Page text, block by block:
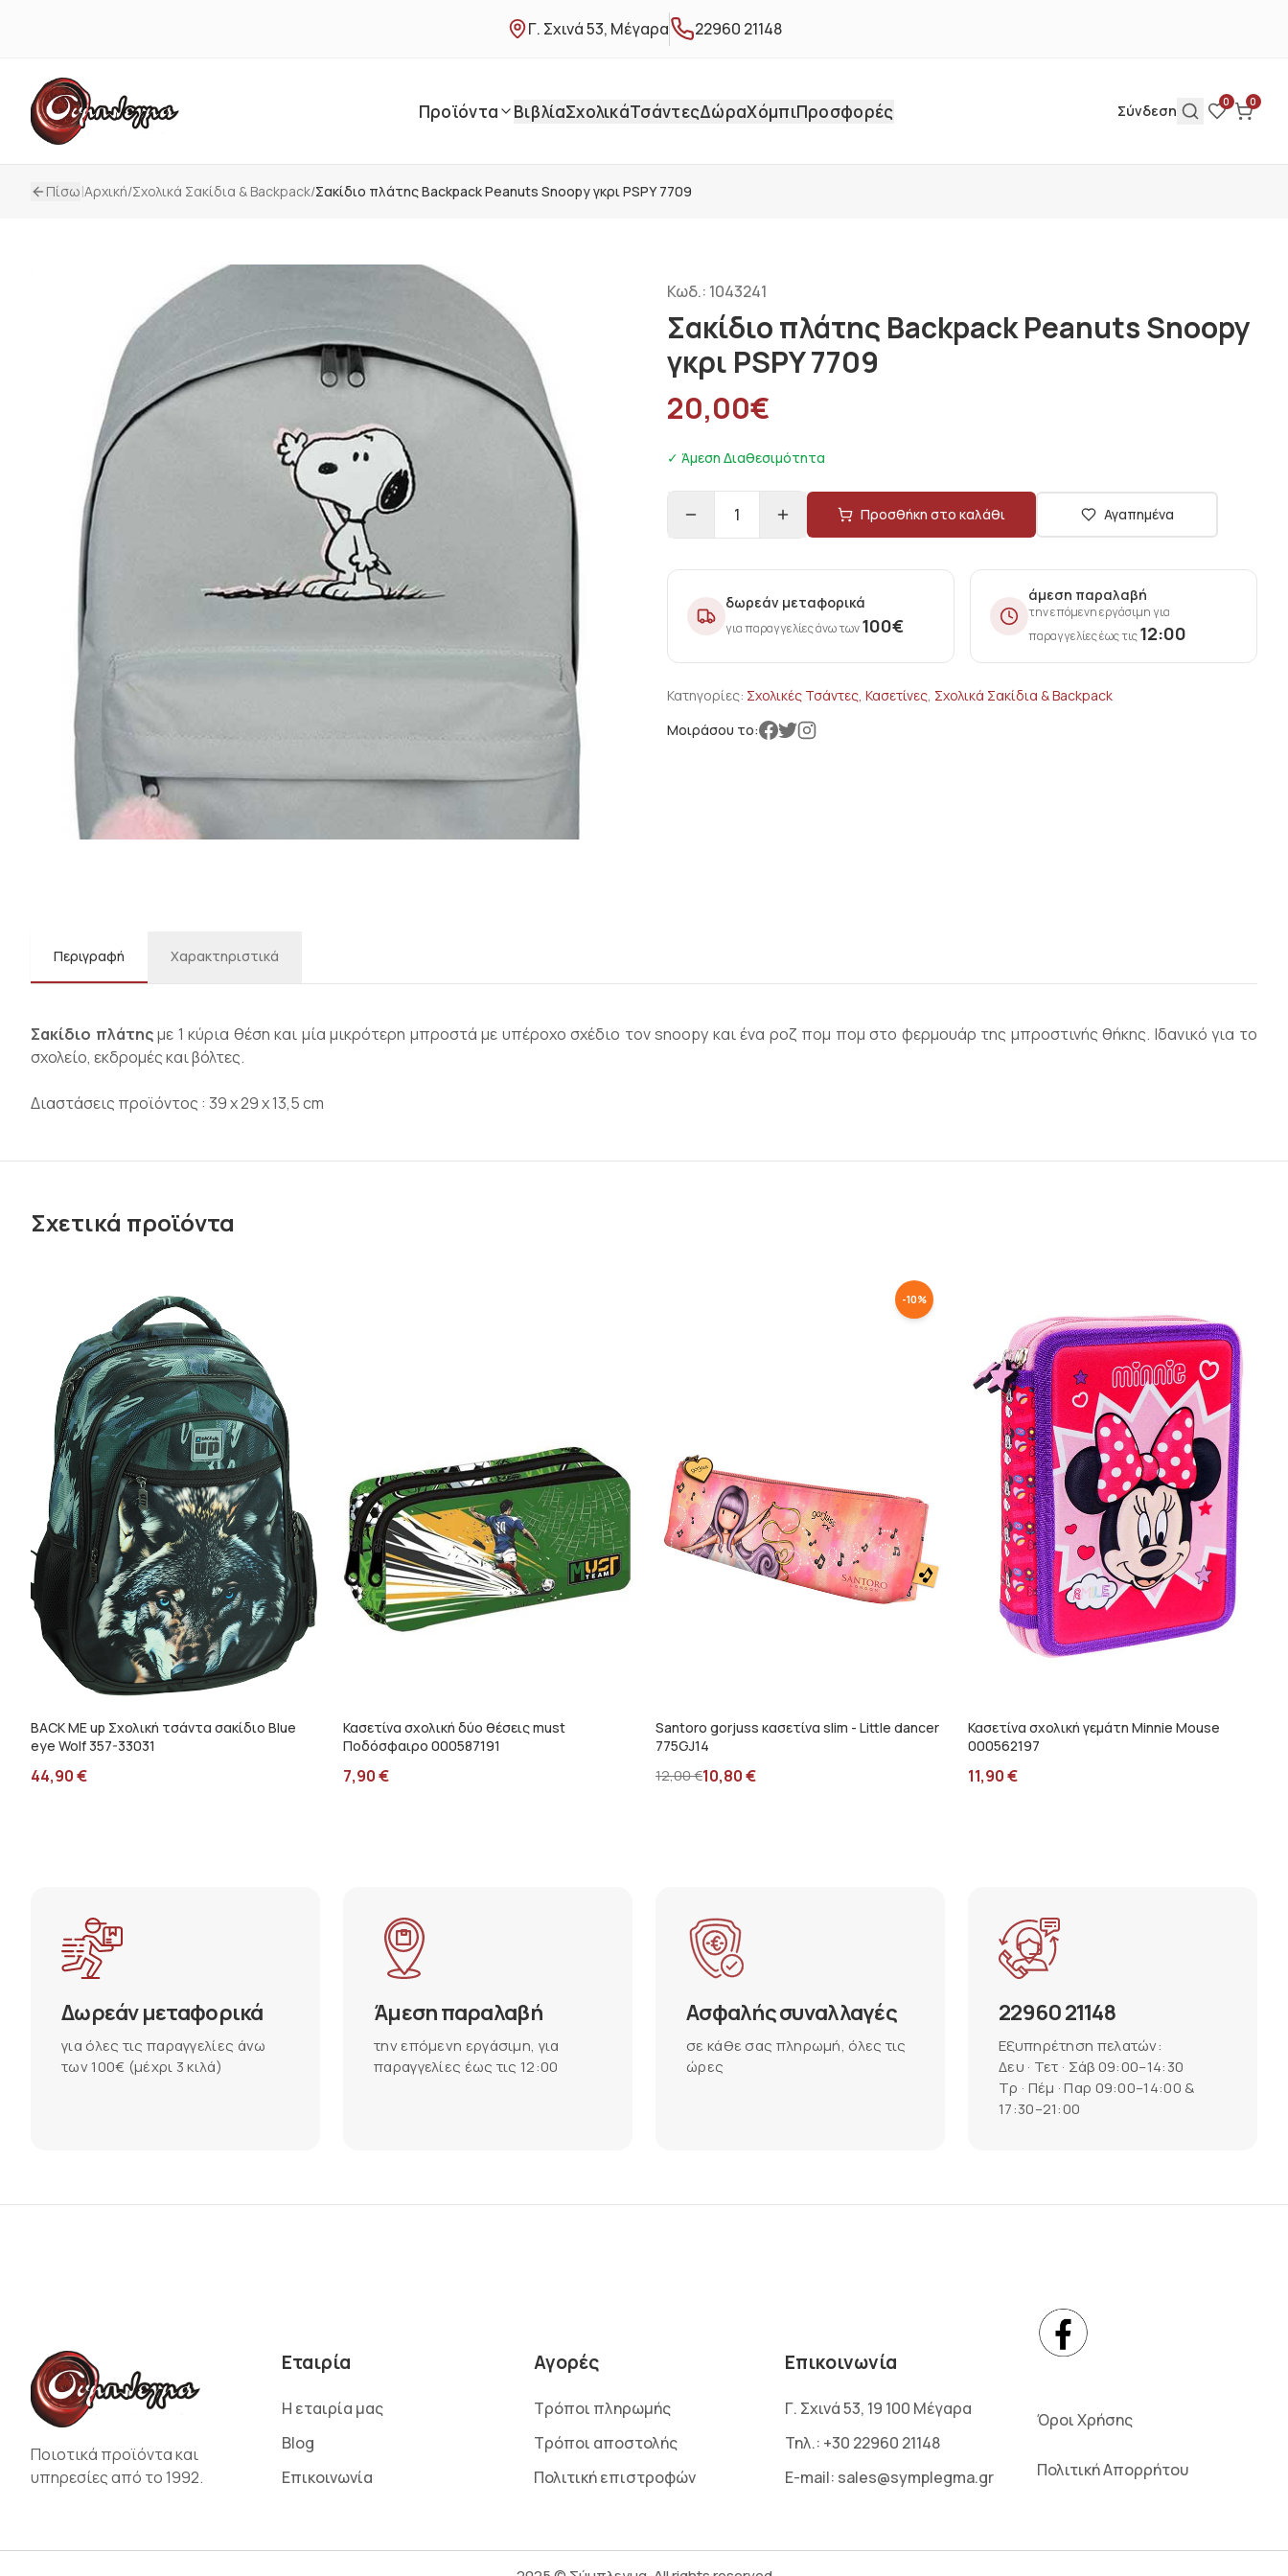
Γ. Σχινά 53, Μέγαρα 22960 21148
Προϊόντα ΒιβλίαΣχολικάΤσάντεςΔώραΧόμπιΠροσφορές Σύνδεση
0 0
Πίσω|Αρχική/Σxολικά Σακίδια & Backpack/Σακίδιο πλάτης Backpack Peanuts Snoopy γκρι PSPY 7709
Κωδ.: 1043241
Σακίδιο πλάτης Backpack Peanuts Snoopy
γκρι PSPY 7709
20,00€
✓ Άμεση Διαθεσιμότητα
1 Προσθήκη στο καλάθι Αγαπημένα
δωρεάν μεταφορικά
για παραγγελίες άνω των100€
άμεση παραλαβή
την επόμενη εργάσιμη για
παραγγελίες έως τις12:00
Κατηγορίες: Σχολικές Τσάντες, Κασετίνες, Σxολικά Σακίδια & Backpack
Μοιράσου το:
Περιγραφή Χαρακτηριστικά
Σακίδιο πλάτηςμε 1 κύρια θέση και μία μικρότερη μπροστά με υπέροχο σχέδιο τον snoopy και ένα ροζ πομ πομ στο φερμουάρ της μπροστινής θήκης. Ιδανικό για το
σχολείο, εκδρομές και βόλτες.
Διαστάσεις προϊόντος : 39 x 29 x 13,5 cm
Σχετικά προϊόντα
BACK ME up Σχολική τσάντα σακίδιο Blue
eye Wolf 357-33031
44,90€
Κασετίνα σχολική δύο θέσεις must
Ποδόσφαιρο 000587191
7,90€
-10%
Santoro gorjuss κασετίνα slim - Little dancer
775GJ14
12,00€10,80€
Κασετίνα σχολική γεμάτη Minnie Mouse
000562197
11,90€
Δωρεάν μεταφορικά
για όλες τις παραγγελίες άνω
των 100€ (μέχρι 3 κιλά)
Άμεση παραλαβή
την επόμενη εργάσιμη, για
παραγγελίες έως τις 12:00
Ασφαλής συναλλαγές
σε κάθε σας πληρωμή, όλες τις
ώρες
22960 21148
Εξυπηρέτηση πελατών:
Δευ · Τετ · Σάβ 09:00–14:30
Τρ · Πέμ · Παρ 09:00–14:00 &
17:30–21:00
Ποιοτικά προϊόντα και
υπηρεσίες από το 1992.
Εταιρία
Η εταιρία μας
Blog
Επικοινωνία
Αγορές
Τρόποι πληρωμής
Τρόποι αποστολής
Πολιτική επιστροφών
Επικοινωνία
Γ. Σχινά 53, 19 100 Μέγαρα
Τηλ.: +30 22960 21148
E-mail: sales@symplegma.gr
Όροι Χρήσης
Πολιτική Απορρήτου